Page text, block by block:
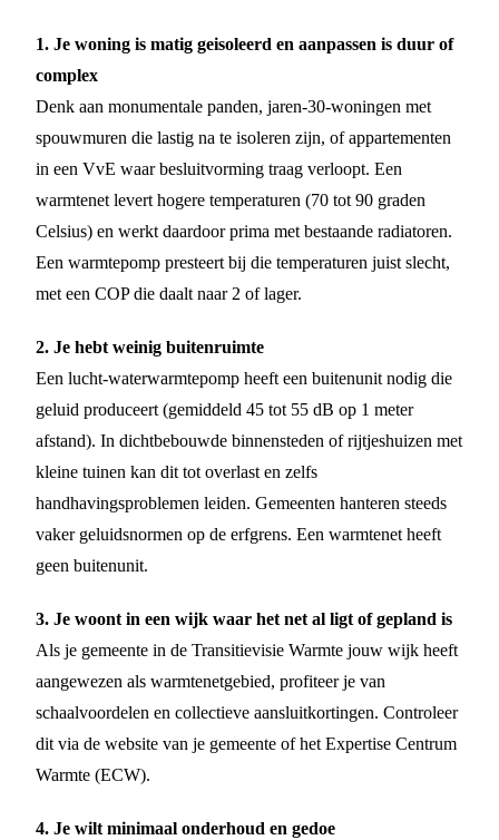
1. Je woning is matig geisoleerd en aanpassen is duur of
complex
Denk aan monumentale panden, jaren-30-woningen met
spouwmuren die lastig na te isoleren zijn, of appartementen
in een VvE waar besluitvorming traag verloopt. Een
warmtenet levert hogere temperaturen (70 tot 90 graden
Celsius) en werkt daardoor prima met bestaande radiatoren.
Een warmtepomp presteert bij die temperaturen juist slecht,
met een COP die daalt naar 2 of lager.
2. Je hebt weinig buitenruimte
Een lucht-waterwarmtepomp heeft een buitenunit nodig die
geluid produceert (gemiddeld 45 tot 55 dB op 1 meter
afstand). In dichtbebouwde binnensteden of rijtjeshuizen met
kleine tuinen kan dit tot overlast en zelfs
handhavingsproblemen leiden. Gemeenten hanteren steeds
vaker geluidsnormen op de erfgrens. Een warmtenet heeft
geen buitenunit.
3. Je woont in een wijk waar het net al ligt of gepland is
Als je gemeente in de Transitievisie Warmte jouw wijk heeft
aangewezen als warmtenetgebied, profiteer je van
schaalvoordelen en collectieve aansluitkortingen. Controleer
dit via de website van je gemeente of het Expertise Centrum
Warmte (ECW).
4. Je wilt minimaal onderhoud en gedoe